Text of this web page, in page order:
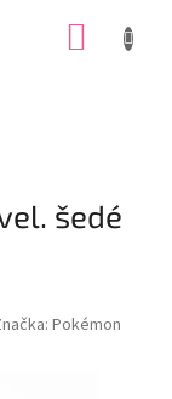
šedé
Pokémon